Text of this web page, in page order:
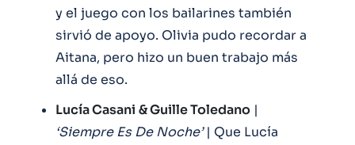
y el juego con los bailarines también
sirvió de apoyo. Olivia pudo recordar a
Aitana, pero hizo un buen trabajo más
allá de eso.
Lucía Casani & Guille Toledano |
‘Siempre Es De Noche’| Que Lucía